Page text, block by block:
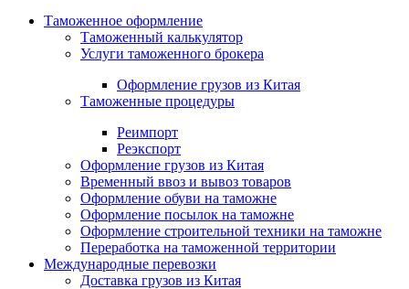
Таможенное оформление
Таможенный калькулятор
Услуги таможенного брокера
Оформление грузов из Китая
Таможенные процедуры
Реимпорт
Реэкспорт
Оформление грузов из Китая
Временный ввоз и вывоз товаров
Оформление обуви на таможне
Оформление посылок на таможне
Оформление строительной техники на таможне
Переработка на таможенной территории
Международные перевозки
Доставка грузов из Китая